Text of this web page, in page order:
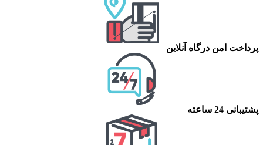
پرداخت امن درگاه آنلاین
پشتیبانی 24 ساعته